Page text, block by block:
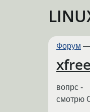
Форум
вопрс -
смотрю